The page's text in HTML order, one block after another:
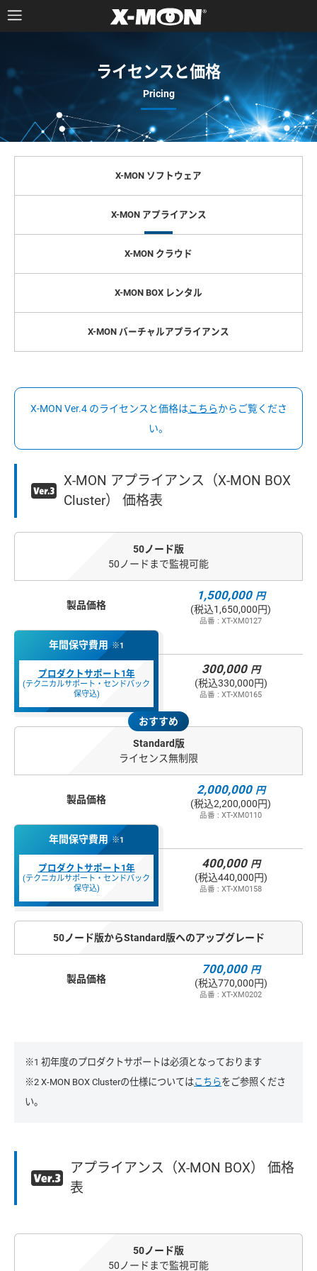
ライセンスと価格
X-MON ソフトウェア
X-MON アプライアンス
X-MON クラウド
X-MON BOX レンタル
X-MON バーチャルアプライアンス
X-MON Ver.4 のライセンスと価格はこちらからご覧くださ
い。
X-MON アプライアンス（X-MON BOX
Cluster） 価格表
50ノード版
50ノードまで監視可能
製品価格
年間保守費用 ※1
プロダクトサポート1年
(テクニカルサポート・センドバック
保守込)
1,500,000 円
(税込1,650,000円)
品番 : XT-XM0127
300,000 円
(税込330,000円)
品番 : XT-XM0165
おすすめ
Standard版
ライセンス無制限
製品価格
年間保守費用 ※1
プロダクトサポート1年
(テクニカルサポート・センドバック
保守込)
2,000,000 円
(税込2,200,000円)
品番 : XT-XM0110
400,000 円
(税込440,000円)
品番 : XT-XM0158
50ノード版からStandard版へのアップグレード
製品価格
700,000 円
(税込770,000円)
品番 : XT-XM0202
※1 初年度のプロダクトサポートは必須となっております
※2 X-MON BOX Clusterの仕様についてはこちらをご参照くださ
い。
アプライアンス（X-MON BOX） 価格
表
50ノード版
50ノードまで監視可能